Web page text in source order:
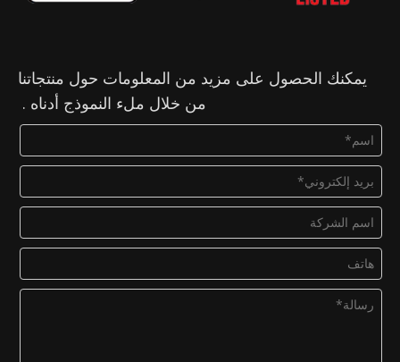
يمكنك الحصول على مزيد من المعلومات حول منتجاتنا
من خلال ملء النموذج أدناه .